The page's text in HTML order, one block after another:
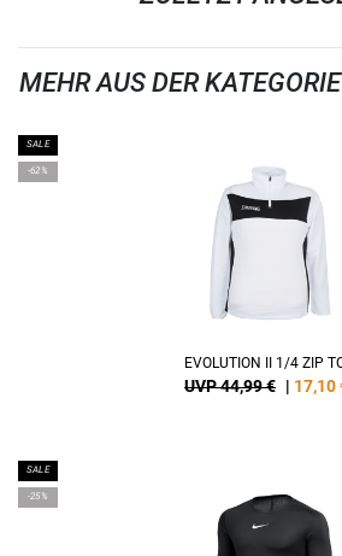
MEHR AUS DER
SALE
-62%
EVOLUTION II 1/4 ZIP
UVP 44,99 € | 17,10
SALE
-25%